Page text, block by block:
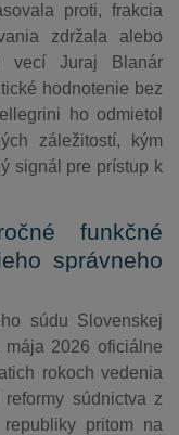
proti, frakcia
zdržala alebo
vecí Juraj Blanár
hodnotenie bez
ho odmietol
záležitostí, kým
signál pre prístup k
funkčné
správneho
súdu Slovenskej
2026 oficiálne
rokoch vedenia
súdnictva z
pritom na